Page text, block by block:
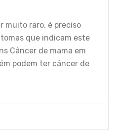
muito raro, é preciso
que indicam este
Câncer de mama em
podem ter câncer de